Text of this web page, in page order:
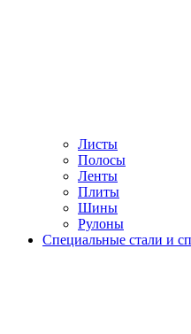
Листы
Полосы
Ленты
Плиты
Шины
Рулоны
Специальные стали и